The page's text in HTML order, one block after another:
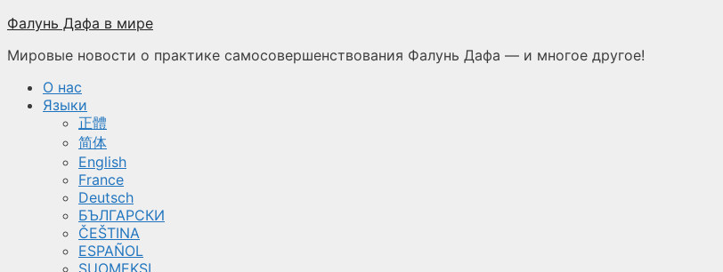
Перейти
содержимому
Фалунь Дафа в мире
Мировые новости о практике самосовершенствования Фалунь Дафа — и многое другое!
О нас
Языки
正體
简体
English
France
Deutsch
БЪЛГАРСКИ
ČEŠTINA
ESPAÑOL
SUOMEKSI